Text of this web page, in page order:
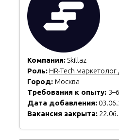
Компания: Skillaz
Роль:HR-Tech маркетолог
Город: Москва
Требования к опыту:
Дата добавления:
Вакансия закрыта: